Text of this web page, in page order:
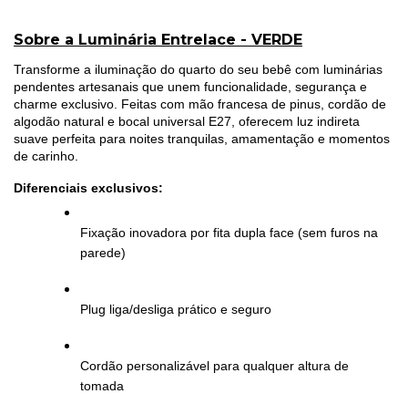
Sobre a Luminária Entrelace - VERDE
Transforme a iluminação do quarto do seu bebê com luminárias
pendentes artesanais que unem funcionalidade, segurança e
charme exclusivo. Feitas com mão francesa de pinus, cordão de
algodão natural e bocal universal E27, oferecem luz indireta
suave perfeita para noites tranquilas, amamentação e momentos
de carinho.
Diferenciais exclusivos:
Fixação inovadora por fita dupla face (sem furos na
parede)
Plug liga/desliga prático e seguro
Cordão personalizável para qualquer altura de
tomada